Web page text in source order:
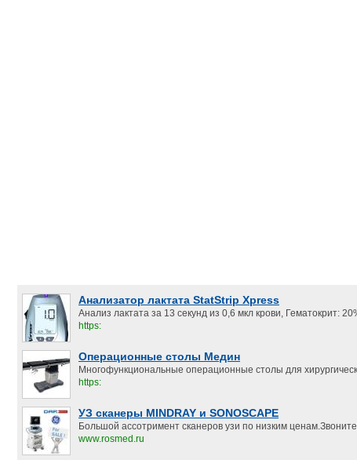
Анализатор лактата StatStrip Xpress
Анализ лактата за 13 секунд из 0,6 мкл крови, Гематокрит:
https:
Операционные столы Медин
Многофункциональные операционные столы для
https:
УЗ сканеры MINDRAY и SONOSCAPE
Большой ассотримент сканеров узи по низким
www.rosmed.ru